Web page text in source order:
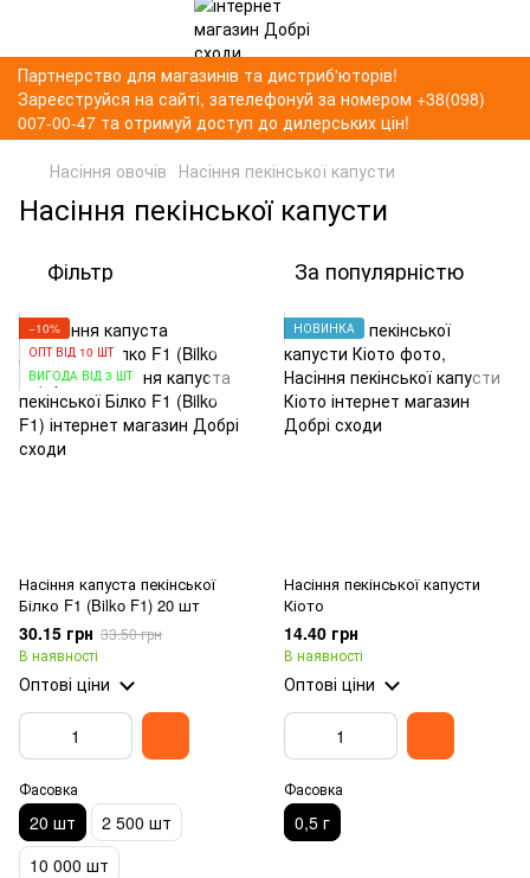
Партнерство для магазинів та дистриб'юторів!
Зареєструйся на сайті, зателефонуй за номером +38(098)
007-00-47 та отримуй доступ до дилерських цін!
Насіння овочів Насіння пекінської капусти
Насіння пекінської капусти
Фільтр За популярністю
−10%
ОПТ ВІД 10 ШТ
ВИГОДА ВІД 3 ШТ
Насіння капуста пекінської
Білко F1 (Bilko F1) 20 шт
30.15 грн 33.50 грн
В наявності
Оптові ціни
Фасовка
20 шт
2 500 шт
10 000 шт
НОВИНКА
Насіння пекінської капусти
Кіото
14.40 грн
В наявності
Оптові ціни
Фасовка
0,5 г